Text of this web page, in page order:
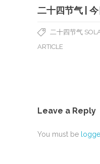
二十四节气 |
二十四节气
ARTICLE
Leave a Reply
You must be